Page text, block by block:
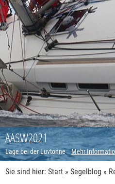
AASW2021
Lage bei der LuvtonneMehr
Sie sind hier:Start »Segelblog »